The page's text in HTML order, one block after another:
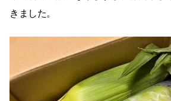
きました。